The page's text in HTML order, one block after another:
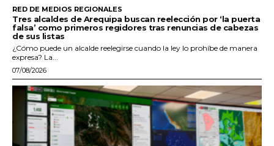
RED DE MEDIOS REGIONALES
Tres alcaldes de Arequipa buscan reelección por ‘la puerta
falsa’ como primeros regidores tras renuncias de cabezas
de sus listas
¿Cómo puede un alcalde reelegirse cuando la ley lo prohíbe de manera
expresa? La...
07/08/2026